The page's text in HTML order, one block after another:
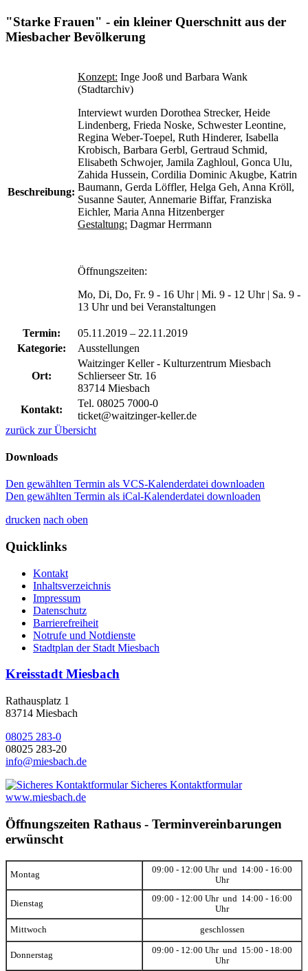
"Starke Frauen" - ein kleiner Querschnitt aus der
Miesbacher Bevölkerung
Beschreibung:
Konzept: Inge Jooß und Barbara Wank
(Stadtarchiv)
Interviewt wurden Dorothea Strecker, Heide
Lindenberg, Frieda Noske, Schwester Leontine,
Regina Weber-Toepel, Ruth Hinderer, Isabella
Krobisch, Barbara Gerbl, Gertraud Schmid,
Elisabeth Schwojer, Jamila Zaghloul, Gonca Ulu,
Zahida Hussein, Cordilia Dominic Akugbe, Katrin
Baumann, Gerda Löffler, Helga Geh, Anna Kröll,
Susanne Sauter, Annemarie Biffar, Franziska
Eichler, Maria Anna Hitzenberger
Gestaltung: Dagmar Herrmann
Öffnungszeiten:
Mo, Di, Do, Fr. 9 - 16 Uhr | Mi. 9 - 12 Uhr | Sa. 9 -
13 Uhr und bei Veranstaltungen
Termin: 05.11.2019 – 22.11.2019
Kategorie:
Ausstellungen
Ort:
Waitzinger Keller - Kulturzentrum Miesbach
Schlierseer Str. 16
83714 Miesbach
Kontakt:
Tel. 08025 7000-0
ticket@waitzinger-keller.de
zurück zur Übersicht
Downloads
Den gewählten Termin als VCS-Kalenderdatei downloaden
Den gewählten Termin als iCal-Kalenderdatei downloaden
drucken nach oben
Quicklinks
Kontakt
Inhaltsverzeichnis
Impressum
Datenschutz
Barrierefreiheit
Notrufe und Notdienste
Stadtplan der Stadt Miesbach
Kreisstadt Miesbach
Rathausplatz 1
83714 Miesbach
08025 283-0
08025 283-20
info@miesbach.de
Sicheres Kontaktformular
www.miesbach.de
Öffnungszeiten Rathaus - Terminvereinbarungen
erwünscht
Montag
09:00 - 12:00 Uhr und 14:00 - 16:00
Uhr
Dienstag
09:00 - 12:00 Uhr und 14:00 - 16:00
Uhr
Mittwoch geschlossen
Donnerstag
09:00 - 12:00 Uhr und 15:00 - 18:00
Uhr